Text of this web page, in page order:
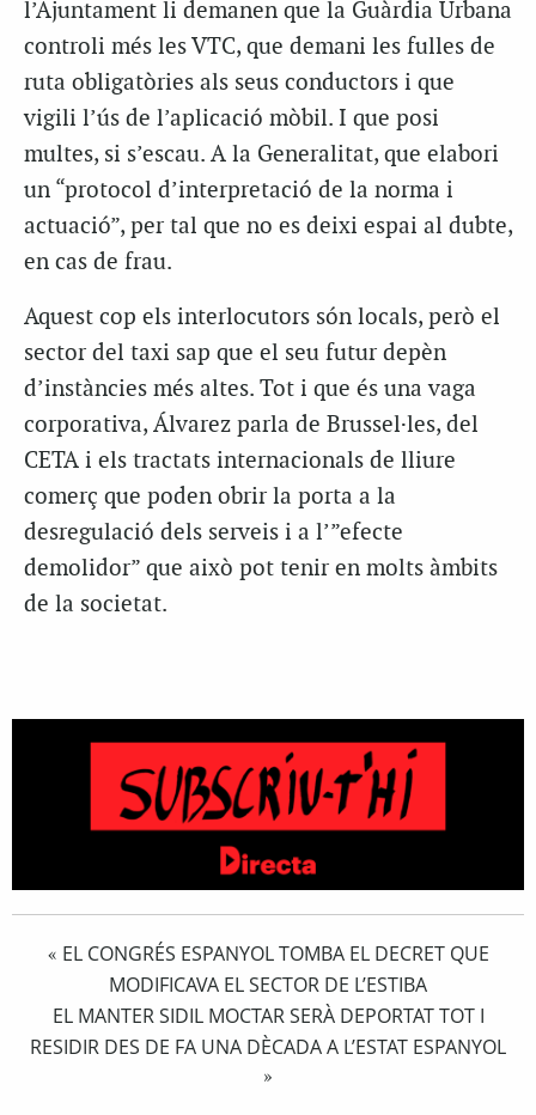
l’Ajuntament li demanen que la Guàrdia Urbana
controli més les VTC, que demani les fulles de
ruta obligatòries als seus conductors i que
vigili l’ús de l’aplicació mòbil. I que posi
multes, si s’escau. A la Generalitat, que elabori
un “protocol d’interpretació de la norma i
actuació”, per tal que no es deixi espai al dubte,
en cas de frau.
Aquest cop els interlocutors són locals, però el
sector del taxi sap que el seu futur depèn
d’instàncies més altes. Tot i que és una vaga
corporativa, Álvarez parla de Brussel·les, del
CETA i els tractats internacionals de lliure
comerç que poden obrir la porta a la
desregulació dels serveis i a l’”efecte
demolidor” que això pot tenir en molts àmbits
de la societat.
« EL CONGRÉS ESPANYOL TOMBA EL DECRET QUE
MODIFICAVA EL SECTOR DE L’ESTIBA
EL MANTER SIDIL MOCTAR SERÀ DEPORTAT TOT I
RESIDIR DES DE FA UNA DÈCADA A L’ESTAT ESPANYOL
»